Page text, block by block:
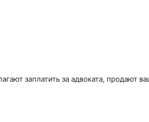
заплатить за адвоката, продают